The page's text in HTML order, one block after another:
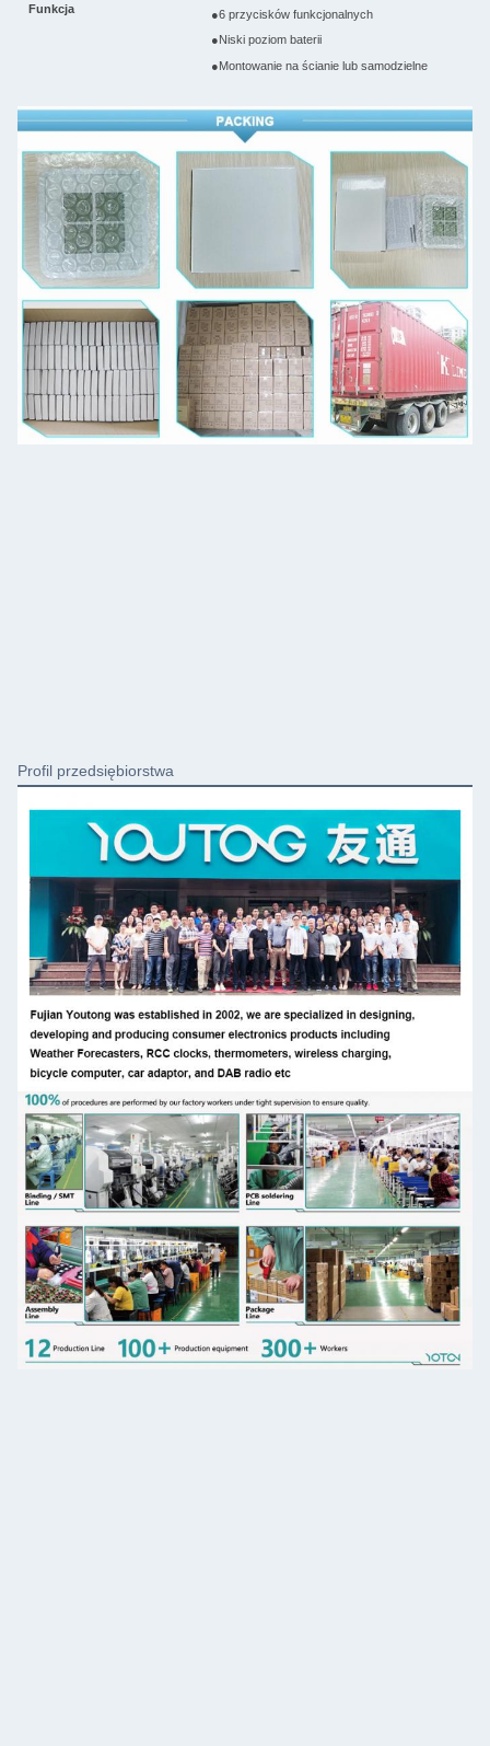
Funkcja
●6 przycisków funkcjonalnych
●Niski poziom baterii
●Montowanie na ścianie lub samodzielne
Profil przedsiębiorstwa